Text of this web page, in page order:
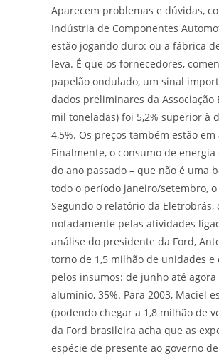
Aparecem problemas e dúvidas,
Indústria de Componentes
estão jogando duro: ou a fábrica
leva. É que os fornecedores,
papelão ondulado, um sinal
dados preliminares da Associação
mil toneladas) foi 5,2% superior à
4,5%. Os preços também estão
Finalmente, o consumo de
do ano passado – que não é uma
todo o período janeiro/setembro,
Segundo o relatório da
notadamente pelas atividades
análise do presidente da Ford,
torno de 1,5 milhão de unidades e
pelos insumos: de junho até agora
alumínio, 35%. Para 2003, Maciel
(podendo chegar a 1,8 milhão de
da Ford brasileira acha que as
espécie de presente ao governo